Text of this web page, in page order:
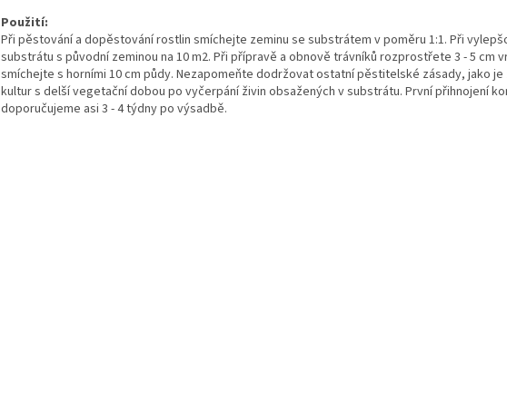
Použití:
Při pěstování a dopěstování rostlin smíchejte zeminu se substrátem v poměru 1:1. Při
substrátu s původní zeminou na 10 m2. Při přípravě a obnově trávníků rozprostřete 3 - 5 cm
smíchejte s horními 10 cm půdy. Nezapomeňte dodržovat ostatní pěstitelské zásady, jako
kultur s delší vegetační dobou po vyčerpání živin obsažených v substrátu. První přihnojení
doporučujeme asi 3 - 4 týdny po výsadbě.